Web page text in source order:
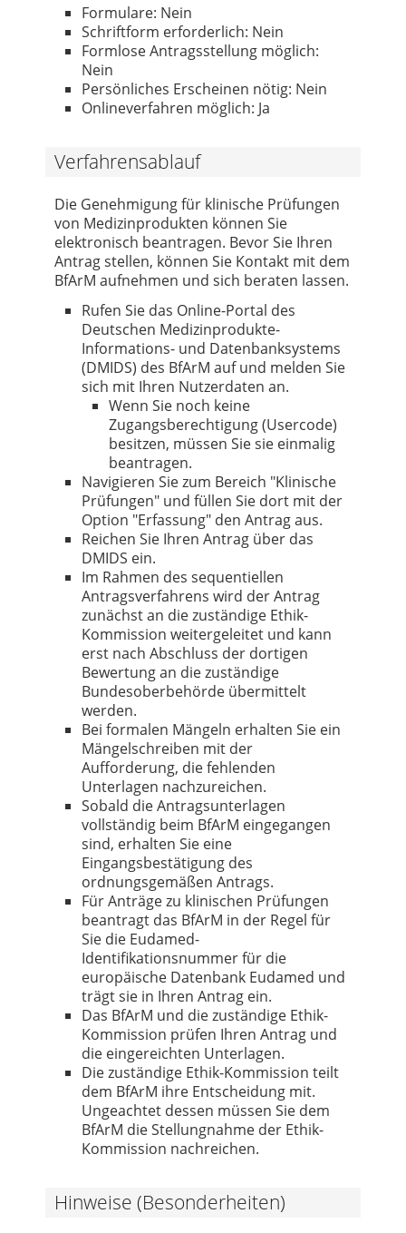
Formulare: Nein
Schriftform erforderlich: Nein
Formlose Antragsstellung möglich:
Nein
Persönliches Erscheinen nötig: Nein
Onlineverfahren möglich: Ja
Verfahrensablauf
Die Genehmigung für klinische Prüfungen
von Medizinprodukten können Sie
elektronisch beantragen. Bevor Sie Ihren
Antrag stellen, können Sie Kontakt mit dem
BfArM aufnehmen und sich beraten lassen.
Rufen Sie das Online-Portal des
Deutschen Medizinprodukte-
Informations- und Datenbanksystems
(DMIDS) des BfArM auf und melden Sie
sich mit Ihren Nutzerdaten an.
Wenn Sie noch keine
Zugangsberechtigung (Usercode)
besitzen, müssen Sie sie einmalig
beantragen.
Navigieren Sie zum Bereich "Klinische
Prüfungen" und füllen Sie dort mit der
Option "Erfassung" den Antrag aus.
Reichen Sie Ihren Antrag über das
DMIDS ein.
Im Rahmen des sequentiellen
Antragsverfahrens wird der Antrag
zunächst an die zuständige Ethik-
Kommission weitergeleitet und kann
erst nach Abschluss der dortigen
Bewertung an die zuständige
Bundesoberbehörde übermittelt
werden.
Bei formalen Mängeln erhalten Sie ein
Mängelschreiben mit der
Aufforderung, die fehlenden
Unterlagen nachzureichen.
Sobald die Antragsunterlagen
vollständig beim BfArM eingegangen
sind, erhalten Sie eine
Eingangsbestätigung des
ordnungsgemäßen Antrags.
Für Anträge zu klinischen Prüfungen
beantragt das BfArM in der Regel für
Sie die Eudamed-
Identifikationsnummer für die
europäische Datenbank Eudamed und
trägt sie in Ihren Antrag ein.
Das BfArM und die zuständige Ethik-
Kommission prüfen Ihren Antrag und
die eingereichten Unterlagen.
Die zuständige Ethik-Kommission teilt
dem BfArM ihre Entscheidung mit.
Ungeachtet dessen müssen Sie dem
BfArM die Stellungnahme der Ethik-
Kommission nachreichen.
Hinweise (Besonderheiten)